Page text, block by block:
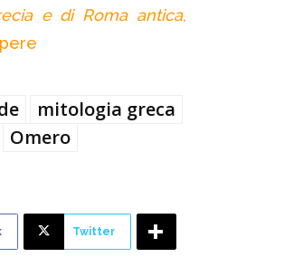
e di Roma antica,
mitologia greca
Omero
Twitter